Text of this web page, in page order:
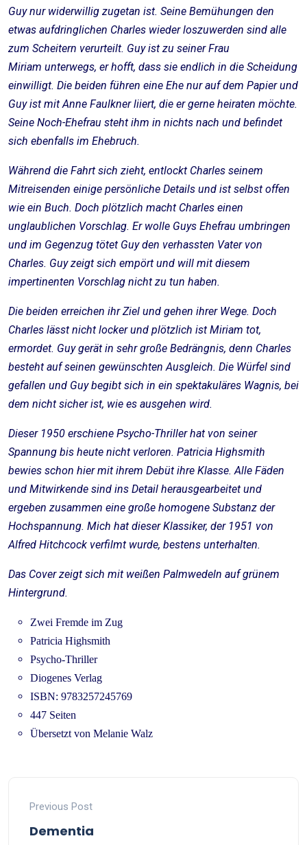
Guy nur widerwillig zugetan ist. Seine Bemühungen den
etwas aufdringlichen Charles wieder loszuwerden sind alle
zum Scheitern verurteilt. Guy ist zu seiner Frau
Miriam unterwegs, er hofft, dass sie endlich in die Scheidung
einwilligt. Die beiden führen eine Ehe nur auf dem Papier und
Guy ist mit Anne Faulkner liiert, die er gerne heiraten möchte.
Seine Noch-Ehefrau steht ihm in nichts nach und befindet
sich ebenfalls im Ehebruch.
Während die Fahrt sich zieht, entlockt Charles seinem
Mitreisenden einige persönliche Details und ist selbst offen
wie ein Buch. Doch plötzlich macht Charles einen
unglaublichen Vorschlag. Er wolle Guys Ehefrau umbringen
und im Gegenzug tötet Guy den verhassten Vater von
Charles. Guy zeigt sich empört und will mit diesem
impertinenten Vorschlag nicht zu tun haben.
Die beiden erreichen ihr Ziel und gehen ihrer Wege. Doch
Charles lässt nicht locker und plötzlich ist Miriam tot,
ermordet. Guy gerät in sehr große Bedrängnis, denn Charles
besteht auf seinen gewünschten Ausgleich. Die Würfel sind
gefallen und Guy begibt sich in ein spektakuläres Wagnis, bei
dem nicht sicher ist, wie es ausgehen wird.
Dieser 1950 erschiene Psycho-Thriller hat von seiner
Spannung bis heute nicht verloren. Patricia Highsmith
bewies schon hier mit ihrem Debüt ihre Klasse. Alle Fäden
und Mitwirkende sind ins Detail herausgearbeitet und
ergeben zusammen eine große homogene Substanz der
Hochspannung. Mich hat dieser Klassiker, der 1951 von
Alfred Hitchcock verfilmt wurde, bestens unterhalten.
Das Cover zeigt sich mit weißen Palmwedeln auf grünem
Hintergrund.
Zwei Fremde im Zug
Patricia Highsmith
Psycho-Thriller
Diogenes Verlag
ISBN: 9783257245769
447 Seiten
Übersetzt von Melanie Walz
Previous Post
Dementia